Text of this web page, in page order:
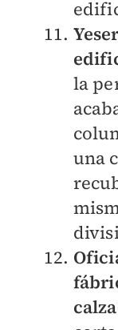
la
una